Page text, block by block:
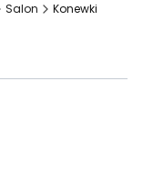
Salon Konewki